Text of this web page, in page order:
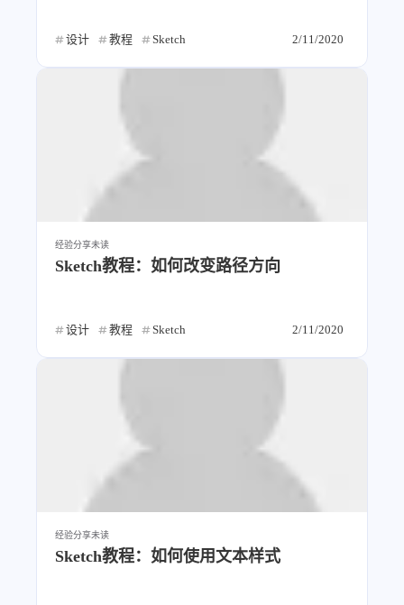
设计 教程 Sketch 2/11/2020
经验分享未读
Sketch教程：如何改变路径方向
设计 教程 Sketch 2/11/2020
经验分享未读
Sketch教程：如何使用文本样式